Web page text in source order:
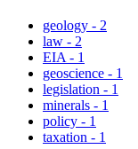
geology - 2
law - 2
EIA - 1
geoscience - 1
legislation - 1
minerals - 1
policy - 1
taxation - 1